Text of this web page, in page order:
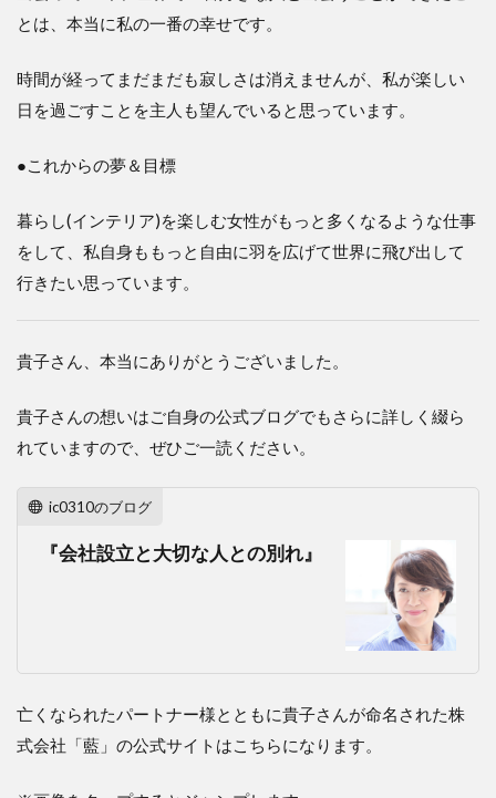
とは、本当に私の一番の幸せです。
時間が経ってまだまだも寂しさは消えませんが、私が楽しい
日を過ごすことを主人も望んでいると思っています。
●これからの夢＆目標
暮らし(インテリア)を楽しむ女性がもっと多くなるような仕事
をして、私自身ももっと自由に羽を広げて世界に飛び出して
行きたい思っています。
貴子さん、本当にありがとうございました。
貴子さんの想いはご自身の公式ブログでもさらに詳しく綴ら
れていますので、ぜひご一読ください。
ic0310のブログ
『会社設立と大切な人との別れ』
亡くなられたパートナー様とともに貴子さんが命名された株
式会社「藍」の公式サイトはこちらになります。